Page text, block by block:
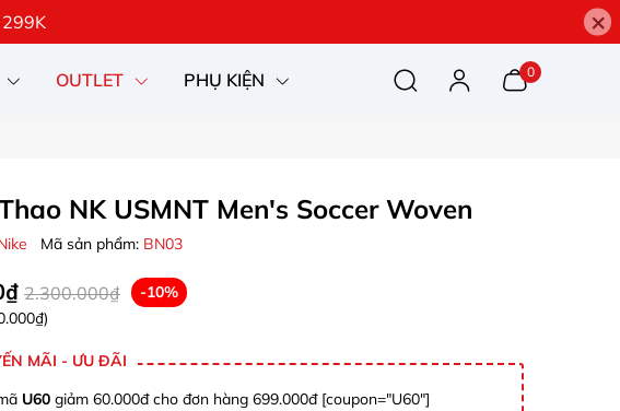
×
OUTLET PHỤ KIỆN 0
NK USMNT Men's Soccer Woven
Mã sản phẩm: BN03
2.300.000₫
-10%
)
MÃI - ƯU ĐÃI
U60 giảm 60.000đ cho đơn hàng 699.000đ [coupon="U60"]